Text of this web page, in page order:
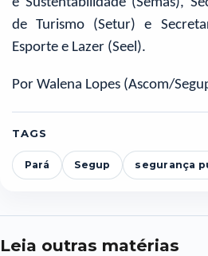
de Turismo (Setur) e
Esporte e Lazer (Seel).
Por Walena Lopes (Ascom/
TAGS
Pará Segup segurança
Leia outras matérias